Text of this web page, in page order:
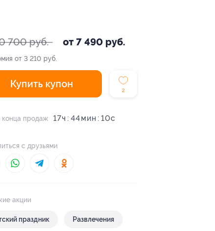
700 руб. от 7 490 руб.
от 3 210 руб.
Купить купон
2
конца продаж 17ч 44 09c
с друзьями
акции
праздник Развлечения